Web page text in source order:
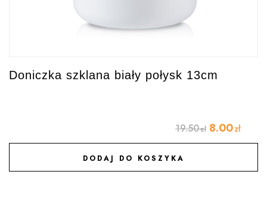
Doniczka szklana biały połysk 13cm
19.50zł 8.00zł
DODAJ DO KOSZYKA
DODAJ DO ULUBIONYCH